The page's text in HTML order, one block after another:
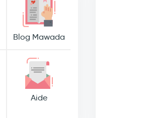
Blog Mawada
Aide